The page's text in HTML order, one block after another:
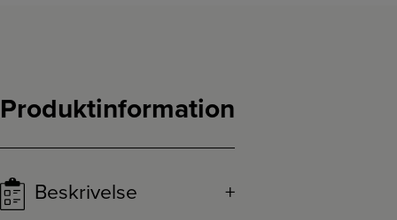
Produktinformation
Beskrivelse